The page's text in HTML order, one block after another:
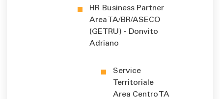
HR Business Partner
Area TA/BR/ASECO
(GETRU) - Donvito
Adriano
Service
Territoriale
Area Centro TA